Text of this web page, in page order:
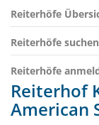
Reiterhöfe
Reiterhöfe suchen
Reiterhöfe
Reiterhof
American